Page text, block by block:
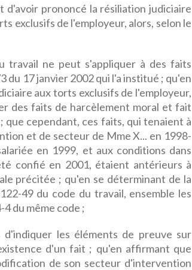
prononcé la résiliation judiciaire
exclusifs de l'employeur, alors, selon le
travail ne peut s'appliquer à des faits
du 17 janvier 2002 qui l'a institué ; qu'en
aux torts exclusifs de l'employeur,
des faits de harcèlement moral et fait
cependant, ces faits, qui tenaient à
et de secteur de Mme X... en 1998-
en 1999, et aux conditions dans
confié en 2001, étaient antérieurs à
précitée ; qu'en se déterminant de la
49 du code du travail, ensemble les
du même code ;
les éléments de preuve sur
d'un fait ; qu'en affirmant que
de son secteur d'intervention